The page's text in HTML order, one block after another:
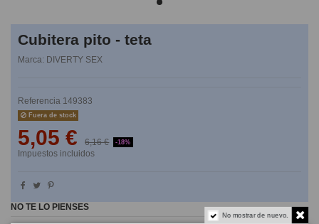
Cubitera pito - teta
Marca: DIVERTY SEX
Referencia 149383
Fuera de stock
5,05 € 6,16 € -18%
Impuestos incluidos
NO TE LO PIENSES
No mostrar de nuevo.